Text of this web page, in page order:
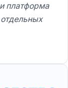
платформа